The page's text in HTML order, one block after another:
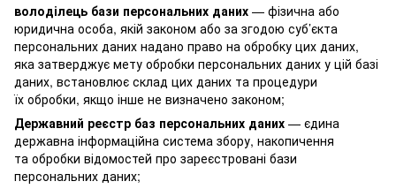
володілець бази персональних даних — фізична або
юридична особа, якій законом або за згодою суб’єкта
персональних даних надано право на обробку цих даних,
яка затверджує мету обробки персональних даних у цій базі
даних, встановлює склад цих даних та процедури
їх обробки, якщо інше не визначено законом;
Державний реєстр баз персональних даних — єдина
державна інформаційна система збору, накопичення
та обробки відомостей про зареєстровані бази
персональних даних;